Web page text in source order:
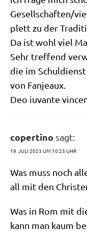
Gesellschaften/​
plett zu der
Da ist wohl viel
Sehr tref­fend
die im
von Fanjeaux.
Deo iuvan­te
copertino sagt:
19. JULI 2023 UM 10:23 UHR
Was muss noch
all mit den
Was in Rom mit
kann man kaum